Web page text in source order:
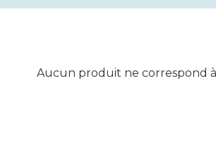
Aucun produit ne correspond